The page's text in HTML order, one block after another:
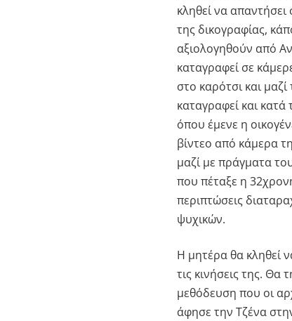
κληθεί να
της δικογραφίας,
αξιολογηθούν από
καταγραφεί σε
στο καρότσι και
καταγραφεί και
όπου έμενε η
βίντεο από κάμερα
μαζί με πράγματα
που πέταξε η
περιπτώσεις
ψυχικών.
Η μητέρα θα κληθεί
τις κινήσεις της. Θα
μεθόδευση που οι
άφησε την Τζένα